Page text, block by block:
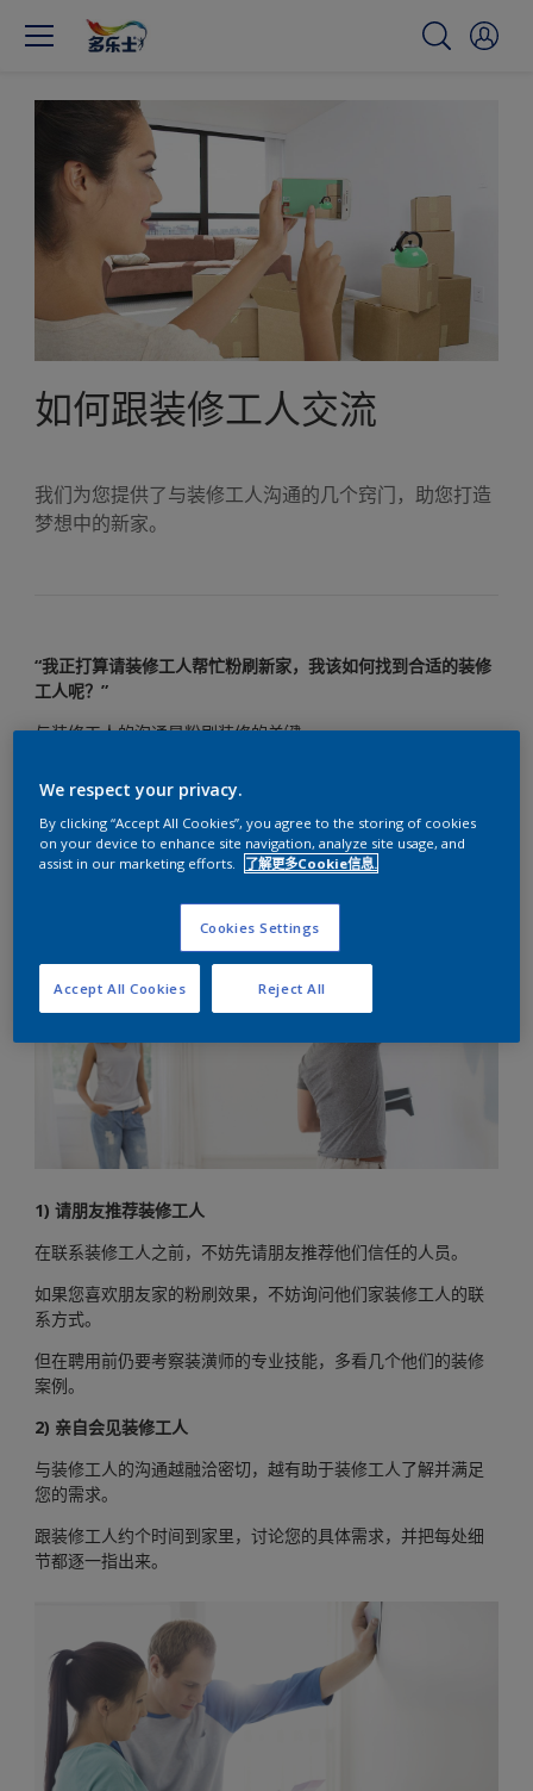
如何跟装修工人交流
我们为您提供了与装修工人沟通的几个窍门，助您打造
梦想中的新家。
“我正打算请装修工人帮忙粉刷新家，我该如何找到合适的装修
工人呢？”
与装修工人的沟通是粉刷装修的关键。
详尽具体地告诉他们，以免粉刷中途发生不必要的过失。
我们整理了聘用合适装修工人的快捷指南，其中也包含应与装
修工人沟通的内容。
1) 请朋友推荐装修工人
在联系装修工人之前，不妨先请朋友推荐他们信任的人员。
如果您喜欢朋友家的粉刷效果，不妨询问他们家装修工人的联
系方式。
但在聘用前仍要考察装潢师的专业技能，多看几个他们的装修
案例。
2) 亲自会见装修工人
与装修工人的沟通越融洽密切，越有助于装修工人了解并满足
您的需求。
跟装修工人约个时间到家里，讨论您的具体需求，并把每处细
节都逐一指出来。
We respect your privacy.
By clicking “Accept All Cookies”, you agree to the storing of cookies
on your device to enhance site navigation, analyze site usage, and
assist in our marketing efforts.
了解更多Cookie信息.
Cookies Settings
Reject All
Accept All Cookies